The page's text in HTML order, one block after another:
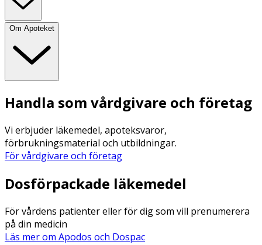
Om Apoteket
Handla som vårdgivare och företag
Vi erbjuder läkemedel, apoteksvaror,
förbrukningsmaterial och utbildningar.
För vårdgivare och företag
Dosförpackade läkemedel
För vårdens patienter eller för dig som vill prenumerera
på din medicin
Läs mer om Apodos och Dospac